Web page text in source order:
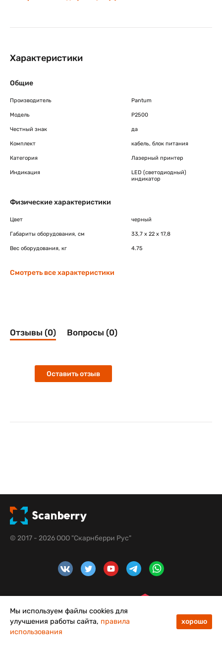
Характеристики
Общие
Производитель Pantum
Модель P2500
Честный знак да
Комплект кабель, блок питания
Категория Лазерный принтер
Индикация
LED (светодиодный)
индикатор
Физические характеристики
Цвет черный
Габариты оборудования, см 33,7 x 22 x 17,8
Вес оборудования, кг 4.75
Смотреть все характеристики
Отзывы (0) Вопросы (0)
Оставить отзыв
© 2017 - 2026 ООО "Скарнберри Рус"
4,8
Мы используем файлы cookies для
улучшения работы сайта, правила
использования
хорошо